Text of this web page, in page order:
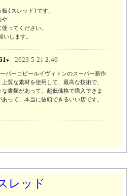
板(スレッド)です。
や
ってください。
いします。
2023-5-21 2:40
質な素材を使用して、最高な技術で、
書類があって、超低価格で購入できま
って、本当に信頼できるいい店です。
レッド